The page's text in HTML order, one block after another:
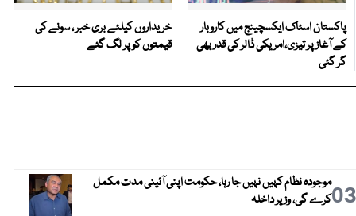
پاکستان اسٹاک ایکسچینج میں کاروبار
کے آغاز پر تیزی،امریکی ڈالر کی قدر بھی
گر گئی
خریداروں کیلئے بری خبر ، سونے کی
قیمتوں کو پر لگ گئے
03موجودہ نظام کہیں نہیں جا رہا، حکومت اپنی آئینی مدت مکمل
کرے گی، وزیر داخلہ